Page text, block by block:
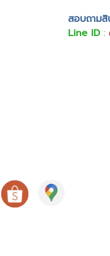
สอบถามสิ
Line ID: